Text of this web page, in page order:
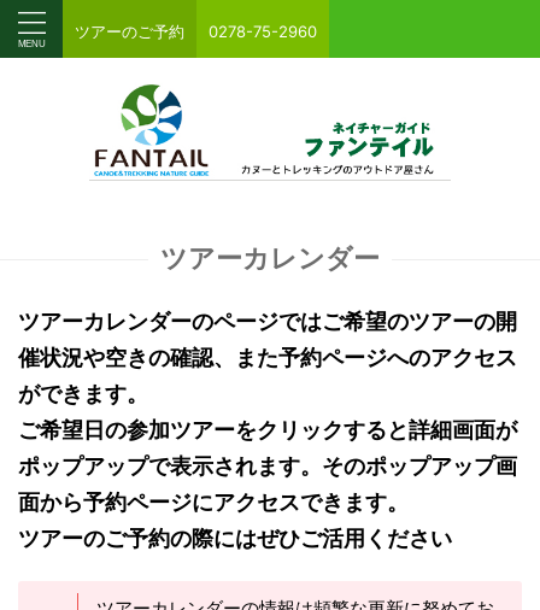
ツアーのご予約 0278-75-2960
ツアーカレンダー
ツアーカレンダーのページではご希望のツアーの開
催状況や空きの確認、また予約ページへのアクセス
ができます。
ご希望日の参加ツアーをクリックすると詳細画面が
ポップアップで表示されます。そのポップアップ画
面から予約ページにアクセスできます。
ツアーのご予約の際にはぜひご活用ください